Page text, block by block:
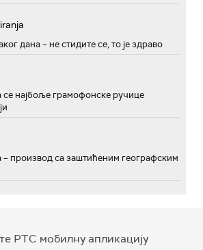
дана – не стидите се, то је здраво
се најбоље грамофонске ручице
производ са заштићеним географским
РТС мобилну апликацију